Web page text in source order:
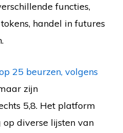
functies,
handel in futures
25 beurzen, volgens
zijn
5,8. Het platform
op diverse lijsten van